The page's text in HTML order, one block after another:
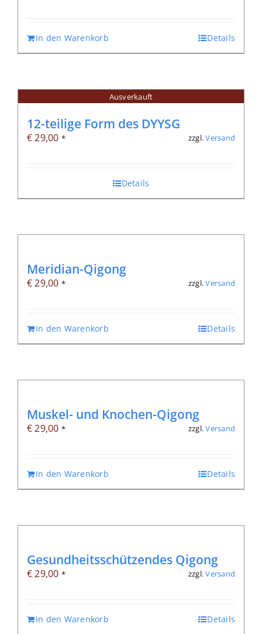
In den Warenkorb Details
Ausverkauft
12-teilige Form des DYYSG
€29,00 * zzgl.Versand
Details
Meridian-Qigong
€29,00 * zzgl.Versand
In den Warenkorb Details
Muskel- und Knochen-Qigong
€29,00 * zzgl.Versand
In den Warenkorb Details
Gesundheitsschützendes Qigong
€29,00 * zzgl.Versand
In den Warenkorb Details